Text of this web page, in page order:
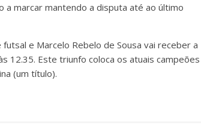
a marcar mantendo a disputa até ao último
e Marcelo Rebelo de Sousa vai receber a
12.35. Este triunfo coloca os atuais campeões
(um título).